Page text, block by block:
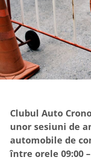
Clubul Auto
unor sesiuni de
automobile de
între orele 09:00